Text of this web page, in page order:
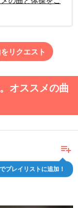
リクエスト
オススメの曲
playlist_add
プレイリストに追加！